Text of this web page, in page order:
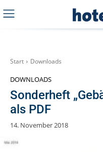
Start Downloads
DOWNLOADS
Sonderheft
als PDF
14. November 2018